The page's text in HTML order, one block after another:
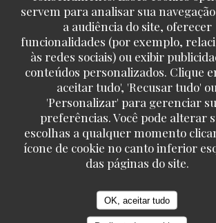
servem para analisar sua
a audiência do site, oferecer
funcionalidades (por exemplo,
às redes sociais) ou exibir
conteúdos personalizados. Clique
aceitar tudo', 'Recusar tudo'
'Personalizar' para gerenciar
preferências. Você pode alterar
escolhas a qualquer momento
ícone de cookie no canto inferior
das páginas do site.
OK, aceitar tudo
Foch 59120 Loos((abre numa nova janela))